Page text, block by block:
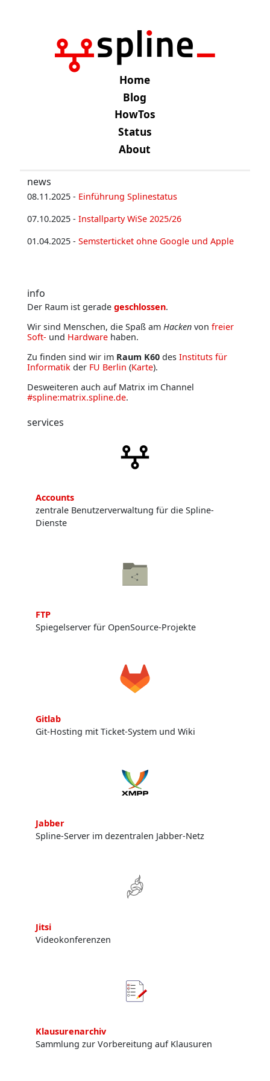
Home
Blog
HowTos
Status
About
news
08.11.2025 - Einführung Splinestatus
07.10.2025 - Installparty WiSe 2025/26
01.04.2025 - Semsterticket ohne Google und Apple
info
Der Raum ist gerade geschlossen.
Wir sind Menschen, die Spaß am Hackenvon freier
Soft- und Hardwarehaben.
Zu finden sind wir im Raum K60des Instituts für
Informatikder FU Berlin (Karte).
Desweiteren auch auf Matrix im Channel
#spline:matrix.spline.de.
services
Accounts
zentrale Benutzerverwaltung für die Spline-
Dienste
FTP
Spiegelserver für OpenSource-Projekte
Gitlab
Git-Hosting mit Ticket-System und Wiki
Jabber
Spline-Server im dezentralen Jabber-Netz
Jitsi
Videokonferenzen
Klausurenarchiv
Sammlung zur Vorbereitung auf Klausuren